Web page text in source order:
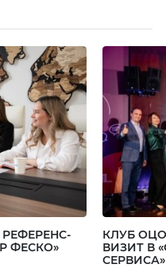
ФЕСКО»
КЛУБ
ВИЗИТ В
СЕРВИСА»